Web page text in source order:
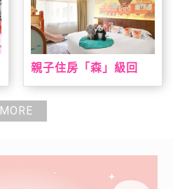
親子住房「森」級回
房結合台灣動物、溜滑
梯、遊戲室全日通一次
MORE